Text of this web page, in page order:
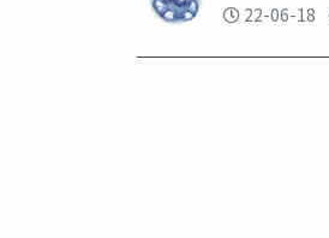
22-06-18